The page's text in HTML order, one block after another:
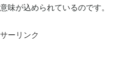
味が込められているのです。
ーリンク